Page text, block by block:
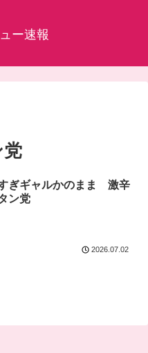
ー速報
ぎギャルかのまま 激辛
ン党
2026.07.02